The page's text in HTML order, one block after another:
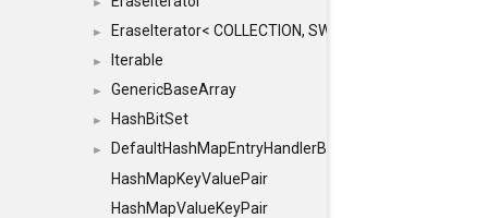
► EraseIterator< COLLECTION, SWAP_ERASE, false >
► Iterable
► GenericBaseArray
► HashBitSet
►
DefaultHashMapEntryHandlerBase
HashMapKeyValuePair
HashMapValueKeyPair